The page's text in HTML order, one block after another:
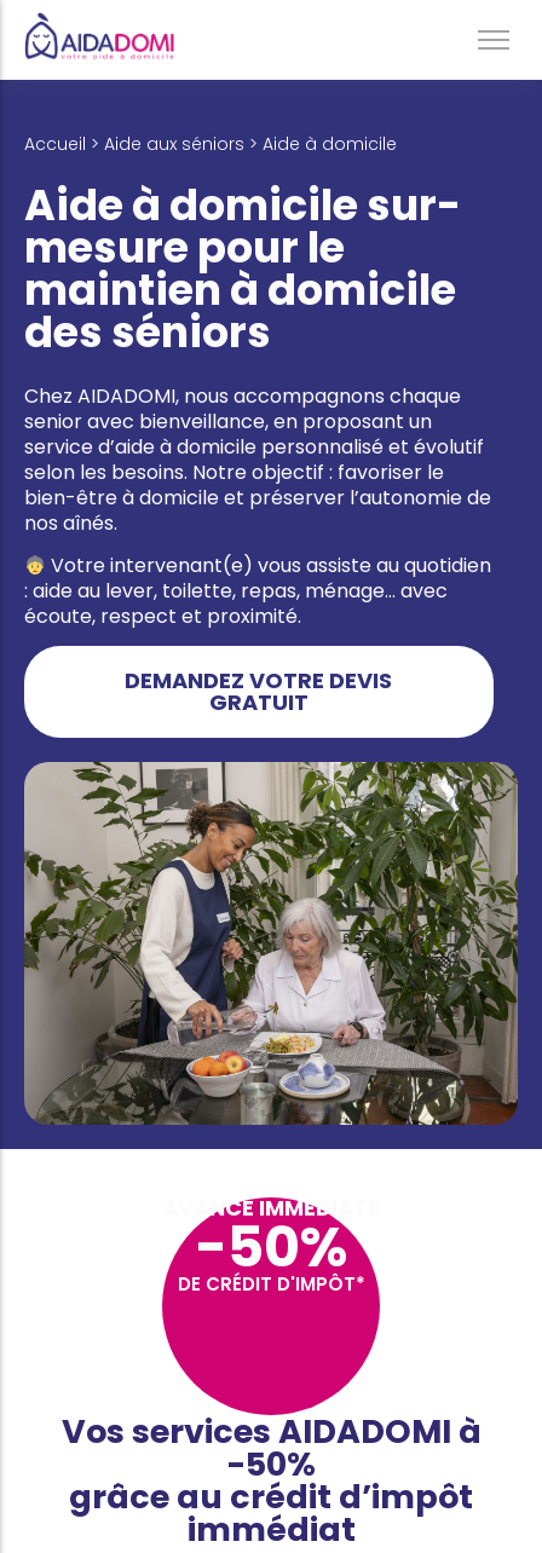
Jardinage & Bricolage
Aide aux personnes âgées
Accompagnement du handicap
Téléassistance
Accueil > Aide aux séniors > Aide à domicile
Aide à domicile sur-
mesure pour le
maintien à domicile
des séniors
Chez AIDADOMI, nous accompagnons chaque
senior avec bienveillance, en proposant un
service d’aide à domicile personnalisé et évolutif
selon les besoins. Notre objectif : favoriser le
bien-être à domicile et préserver l’autonomie de
nos aînés.
Votre intervenant(e) vous assiste au quotidien
: aide au lever, toilette, repas, ménage… avec
écoute, respect et proximité.
DEMANDEZ VOTRE DEVIS
GRATUIT
AVANCE IMMÉDIATE
-50%
DE CRÉDIT D'IMPÔT*
Vos services AIDADOMI à
-50%
grâce au crédit d’impôt
immédiat